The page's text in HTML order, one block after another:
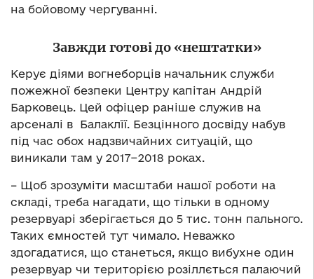
на бойовому чергуванні.
Завжди готові до «нештатки»
Керує діями вогнеборців начальник служби
пожежної безпеки Центру капітан Андрій
Барковець. Цей офіцер раніше служив на
арсеналі в Балаклїї. Безцінного досвіду набув
під час обох надзвичайних ситуацій, що
виникали там у 2017−2018 роках.
– Щоб зрозуміти масштаби нашої роботи на
складі, треба нагадати, що тільки в одному
резервуарі зберігається до 5 тис. тонн пального.
Таких ємностей тут чимало. Неважко
здогадатися, що станеться, якщо вибухне один
резервуар чи територією розіллється палаючий